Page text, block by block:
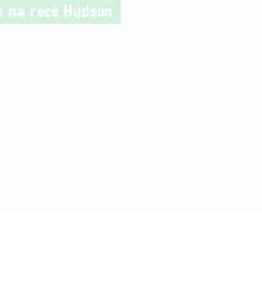
na rece Hudson